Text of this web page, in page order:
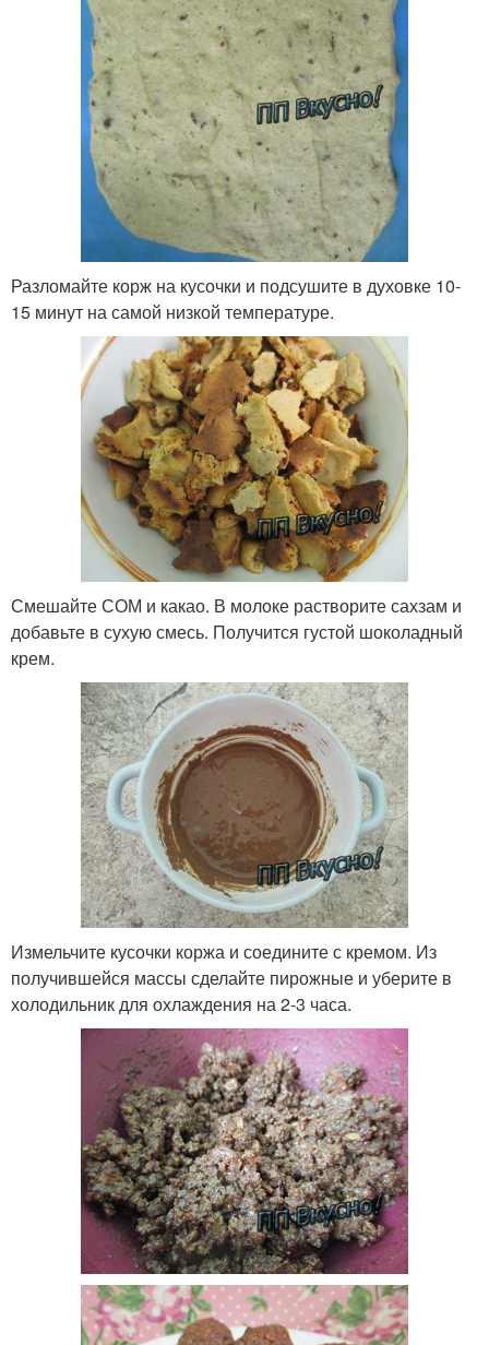
Разломайте корж на кусочки и подсушите в духовке 10-
15 минут на самой низкой температуре.
Смешайте СОМ и какао. В молоке растворите сахзам и
добавьте в сухую смесь. Получится густой шоколадный
крем.
Измельчите кусочки коржа и соедините с кремом. Из
получившейся массы сделайте пирожные и уберите в
холодильник для охлаждения на 2-3 часа.